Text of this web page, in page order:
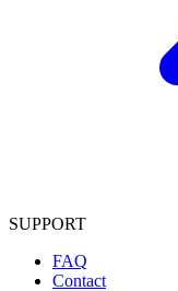
SUPPORT
FAQ
Contact